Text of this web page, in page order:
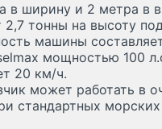
в ширину и 2 метра в
2,7 тонны на высоту
машины
мощностью 100
20 км/ч.
может работать в
стандартных морских